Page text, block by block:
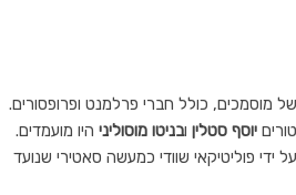
מוסמכים, כולל חברי פרלמנט ופרופסורים.
יוסף סטלין ובניטו מוסוליני היו מועמדים.
ידי פוליטיקאי שוודי כמעשה סאטירי שנועד